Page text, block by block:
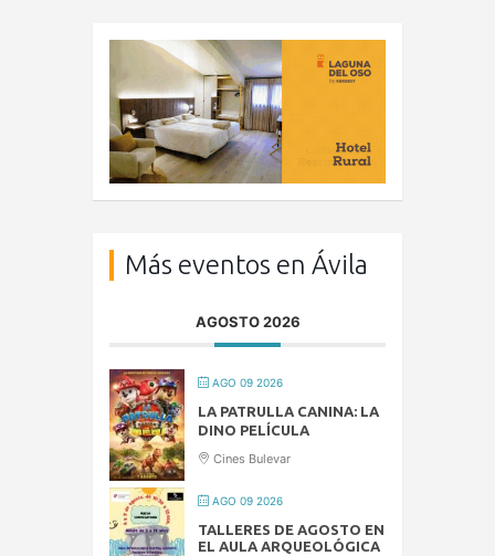
Más eventos en Ávila
AGOSTO 2026
AGO 09 2026
LA PATRULLA CANINA: LA
DINO PELÍCULA
Cines Bulevar
AGO 09 2026
TALLERES DE AGOSTO EN
EL AULA ARQUEOLÓGICA